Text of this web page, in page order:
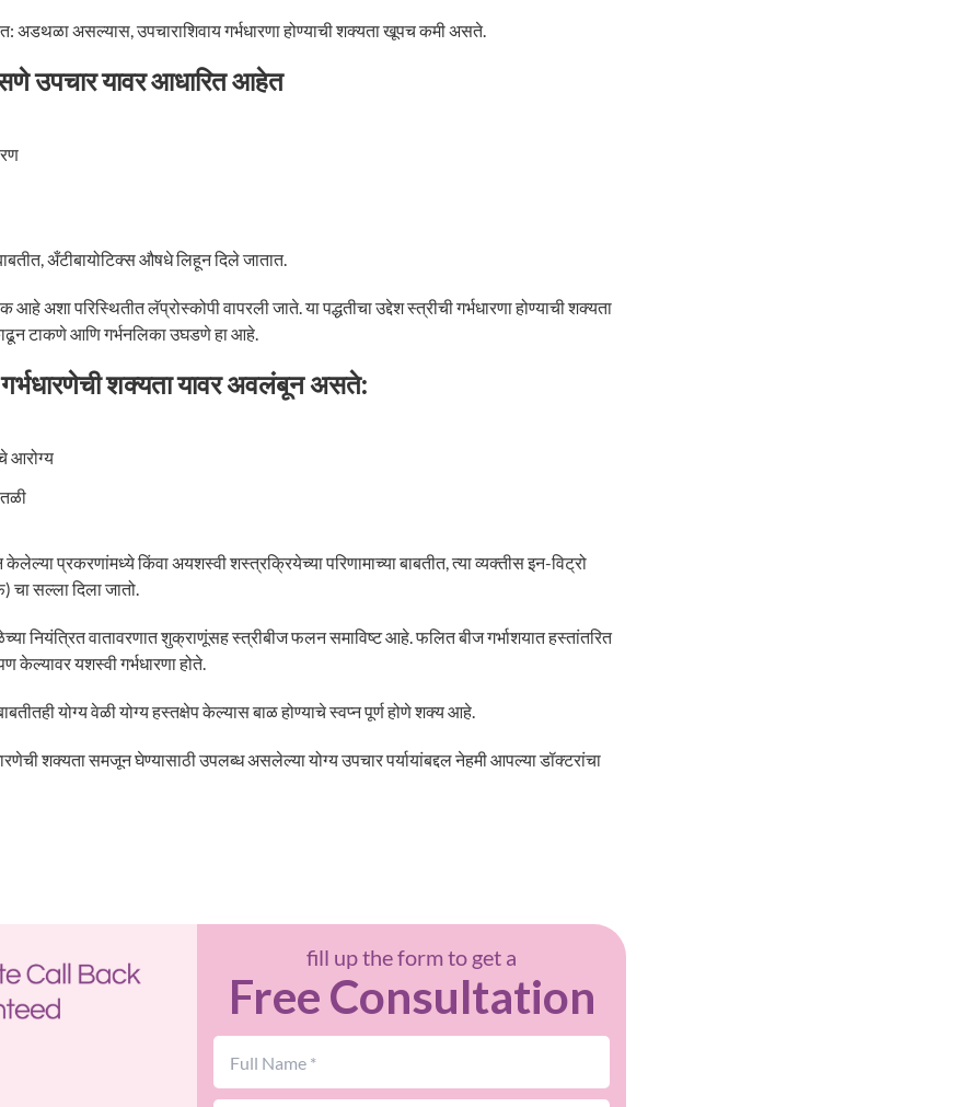
अडथळा असल्यास, उपचाराशिवाय गर्भधारणा होण्याची शक्यता खूपच कमी असते.
उपचार यावर आधारित आहेत
अँटीबायोटिक्स औषधे लिहून दिले जातात.
अशा परिस्थितीत लॅप्रोस्कोपी वापरली जाते. या पद्धतीचा उद्देश स्त्रीची गर्भधारणा होण्याची शक्यता
टाकणे आणि गर्भनलिका उघडणे हा आहे.
शक्यता यावर अवलंबून असते:
आरोग्य
प्रकरणांमध्ये किंवा अयशस्वी शस्त्रक्रियेच्या परिणामाच्या बाबतीत, त्या व्यक्तीस इन-विट्रो
सल्ला दिला जातो.
नियंत्रित वातावरणात शुक्राणूंसह स्त्रीबीज फलन समाविष्ट आहे. फलित बीज गर्भाशयात हस्तांतरित
केल्यावर यशस्वी गर्भधारणा होते.
योग्य वेळी योग्य हस्तक्षेप केल्यास बाळ होण्याचे स्वप्न पूर्ण होणे शक्य आहे.
शक्यता समजून घेण्यासाठी उपलब्ध असलेल्या योग्य उपचार पर्यायांबद्दल नेहमी आपल्या डॉक्टरांचा
fill up the form to get a
Free Consultation